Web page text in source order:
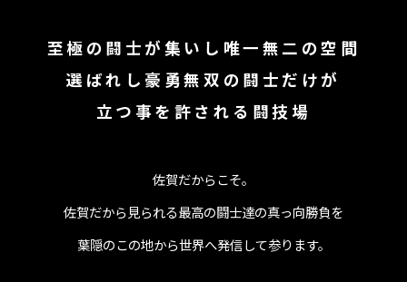
至極の闘士が集いし唯一無二の空間
選ばれし豪勇無双の闘士だけが
立つ事を許される闘技場
佐賀だからこそ。
佐賀だから見られる最高の闘士達の真っ向勝負を
葉隠のこの地から世界へ発信して参ります。